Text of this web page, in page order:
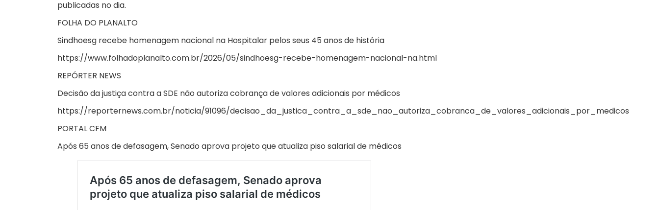
publicadas no dia.
FOLHA DO PLANALTO
Sindhoesg recebe homenagem nacional na Hospitalar pelos seus 45 anos de história
https://www.folhadoplanalto.com.br/2026/05/sindhoesg-recebe-homenagem-nacional-na.html
REPÓRTER NEWS
Decisão da justiça contra a SDE não autoriza cobrança de valores adicionais por médicos
https://reporternews.com.br/noticia/91096/decisao_da_justica_contra_a_sde_nao_autoriza_cobranca_de_valores_adicionais_por_medicos
PORTAL CFM
Após 65 anos de defasagem, Senado aprova projeto que atualiza piso salarial de médicos